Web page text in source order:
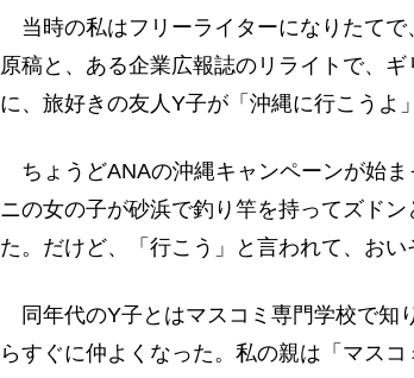
当時の私はフリーライターになりたてで
原稿と、ある企業広報誌のリライトで、
に、旅好きの友人Y子が「沖縄に行こうよ
ちょうどANAの沖縄キャンペーンが始
ニの女の子が砂浜で釣り竿を持ってズド
た。だけど、「行こう」と言われて、おい
同年代のY子とはマスコミ専門学校で知
らすぐに仲よくなった。私の親は「マ